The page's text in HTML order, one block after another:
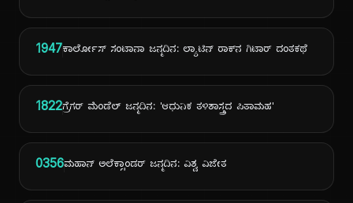
1947ಕಾರ್ಲೋಸ್ ಸಂಟಾನಾ ಜನ್ಮದಿನ: ಲ್ಯಾಟಿನ್ ರಾಕ್‌ನ ಗಿಟಾರ್ ದಂತಕಥೆ
1822ಗ್ರೆಗರ್ ಮೆಂಡೆಲ್ ಜನ್ಮದಿನ: 'ಆಧುನಿಕ ತಳಿಶಾಸ್ತ್ರದ ಪಿತಾಮಹ'
0356ಮಹಾನ್ ಅಲೆಕ್ಸಾಂಡರ್ ಜನ್ಮದಿನ: ವಿಶ್ವ ವಿಜೇತ